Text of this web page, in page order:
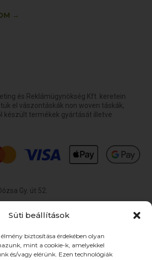
Süti beállítások
biztosítása érdekében olyan
mint a cookie-k, amelyekkel
és/vagy elérünk. Ezen technológiák
→
és Reklámügynökség Kft. keretein
el vászontáskák non woven táskák,
készült termékek gyártását illetve
Gy. út 52.